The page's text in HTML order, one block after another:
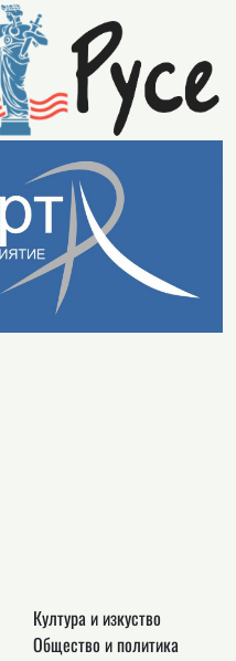
Култура и изкуство
Общество и политика